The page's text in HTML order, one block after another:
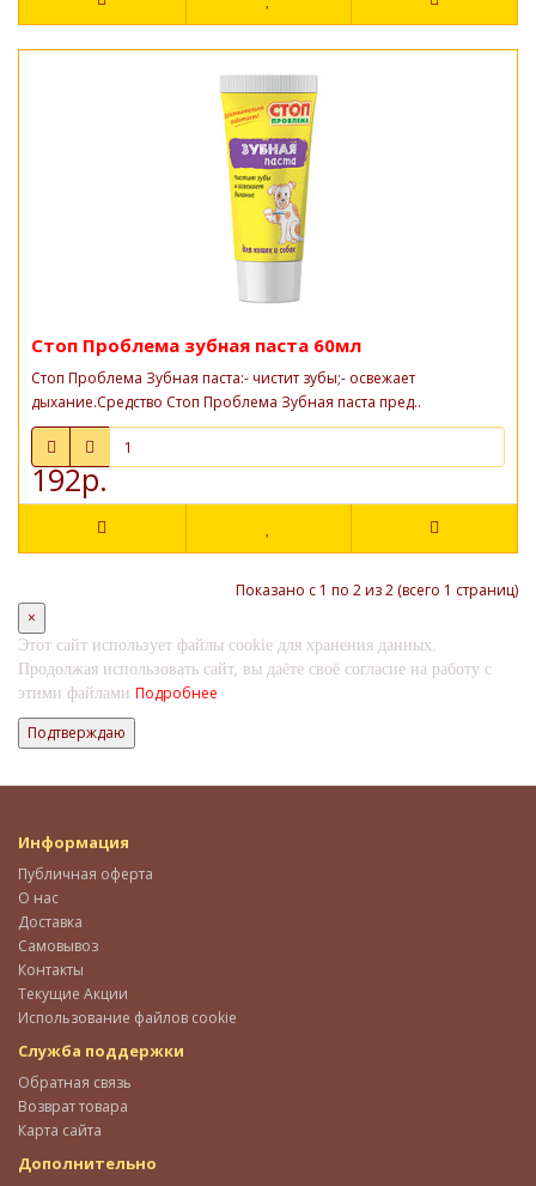
Стоп Проблема зубная паста 60мл
Стоп Проблема Зубная паста:- чистит зубы;- освежает
дыхание.Средство Стоп Проблема Зубная паста пред..
192р.
Показано с 1 по 2 из 2 (всего 1 страниц)
×
Этот сайт использует файлы cookie для хранения данных.
Продолжая использовать сайт, вы даёте своё согласие на работу с
этими файлами Подробнее
Подтверждаю
Информация
Публичная оферта
О нас
Доставка
Самовывоз
Контакты
Текущие Акции
Использование файлов cookie
Служба поддержки
Обратная связь
Возврат товара
Карта сайта
Дополнительно